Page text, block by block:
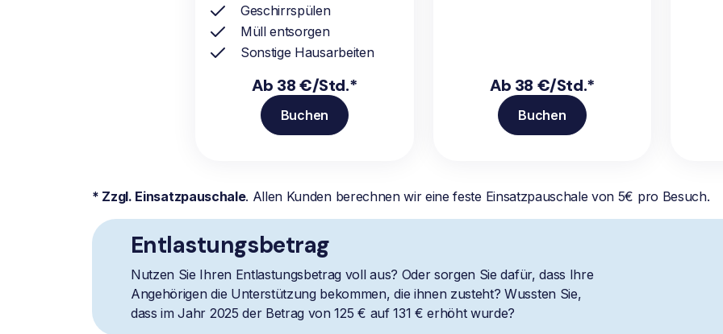
Geschirrspülen
Müll entsorgen
Sonstige Hausarbeiten
Ab 38 €/Std.*
Buchen
Ab 38 €/Std.*
Buchen
* Zzgl. Einsatzpauschale. Allen Kunden berechnen wir eine feste Einsatzpauschale von 5€ pro Besuch.
Entlastungsbetrag
Nutzen Sie Ihren Entlastungsbetrag voll aus? Oder sorgen Sie dafür, dass Ihre
Angehörigen die Unterstützung bekommen, die ihnen zusteht? Wussten Sie,
dass im Jahr 2025 der Betrag von 125 € auf 131 € erhöht wurde?